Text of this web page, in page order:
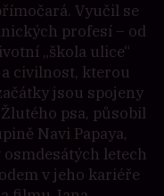
Vyučil se
profesí – od
„škola ulice“
civilnost, kterou
jsou spojeny
psa, působil
Navi Papaya,
letech
v jeho kariéře